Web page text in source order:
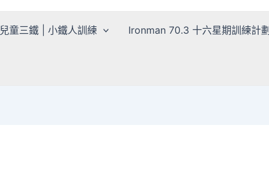
兒童三鐵 | 小鐵人訓練 Ironman 70.3 十六星期訓練計劃